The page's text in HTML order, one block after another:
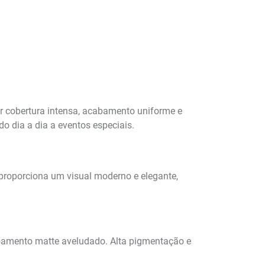
cobertura intensa, acabamento uniforme e
dia a dia a eventos especiais.
um visual moderno e elegante,
matte aveludado. Alta pigmentação e